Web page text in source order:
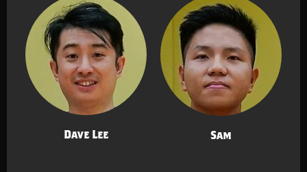
Dave Lee Sam